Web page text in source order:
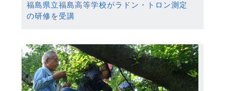
福島県立福島高等学校がラドン・トロン測定
の研修を受講